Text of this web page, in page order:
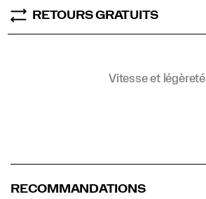
RETOURS GRATUITS
Vitesse et légèreté
RECOMMANDATIONS